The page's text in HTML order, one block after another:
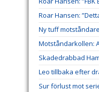
Roar Hansen:
Ny tuff
Motståndarkollen:
Skadedrabbad
Leo tillbaka efter
Sur förlust mot